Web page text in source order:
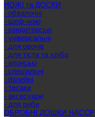
НОЖІ та ДОСКИ
- обвалочні
- шеф-ножі
- кондитерські
- універсальні
- для овочів
- для тіста та хліба
- японські
- спеціальні
- філейні
- тесаки
- аксесуари
- для риби
ОБРОБНІ ДОШКИ HACCP